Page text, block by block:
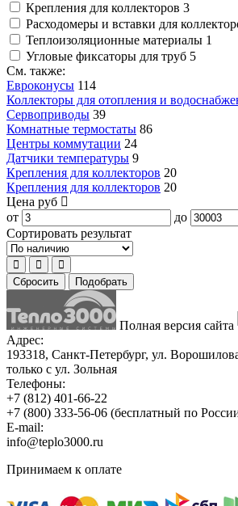
Крепления для коллекторов 3
Расходомеры и вставки для
Теплоизоляционные материалы 1
Угловые фиксаторы для труб 5
См. также:
Евроконусы 114
Коллекторы для отопления и
Сервоприводы 39
Комнатные термостаты 86
Центры коммутации 24
Датчики температуры 9
Крепления для коллекторов 20
Крепления для коллекторов 20
Цена руб
от
до
Сортировать результат
Сбросить Подобрать
Полная версия сайта
Адрес:
193318, Санкт-Петербург, ул.
только с ул. Зольная
Телефоны:
+7 (812) 401-66-22
+7 (800) 333-56-06 (бесплатный по
E-mail:
info@teplo3000.ru
Принимаем к оплате